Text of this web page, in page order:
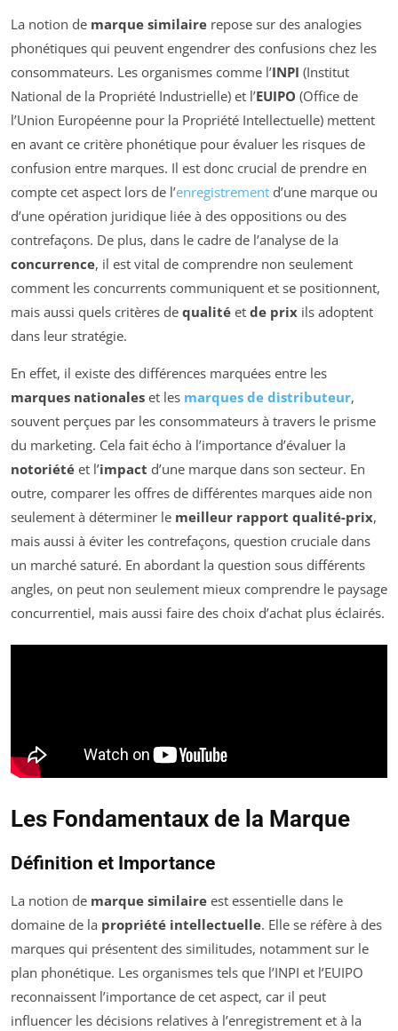
La notion de marque similaire repose sur des analogies
phonétiques qui peuvent engendrer des confusions chez les
consommateurs. Les organismes comme l’INPI (Institut
National de la Propriété Industrielle) et l’EUIPO (Office de
l’Union Européenne pour la Propriété Intellectuelle) mettent
en avant ce critère phonétique pour évaluer les risques de
confusion entre marques. Il est donc crucial de prendre en
compte cet aspect lors de l’enregistrement d’une marque ou
d’une opération juridique liée à des oppositions ou des
contrefaçons. De plus, dans le cadre de l’analyse de la
concurrence, il est vital de comprendre non seulement
comment les concurrents communiquent et se positionnent,
mais aussi quels critères de qualité et de prix ils adoptent
dans leur stratégie.
En effet, il existe des différences marquées entre les
marques nationales et les marques de distributeur,
souvent perçues par les consommateurs à travers le prisme
du marketing. Cela fait écho à l’importance d’évaluer la
notoriété et l’impact d’une marque dans son secteur. En
outre, comparer les offres de différentes marques aide non
seulement à déterminer le meilleur rapport qualité-prix,
mais aussi à éviter les contrefaçons, question cruciale dans
un marché saturé. En abordant la question sous différents
angles, on peut non seulement mieux comprendre le paysage
concurrentiel, mais aussi faire des choix d’achat plus éclairés.
Les Fondamentaux de la Marque
Définition et Importance
La notion de marque similaire est essentielle dans le
domaine de la propriété intellectuelle. Elle se réfère à des
marques qui présentent des similitudes, notamment sur le
plan phonétique. Les organismes tels que l’INPI et l’EUIPO
reconnaissent l’importance de cet aspect, car il peut
influencer les décisions relatives à l’enregistrement et à la